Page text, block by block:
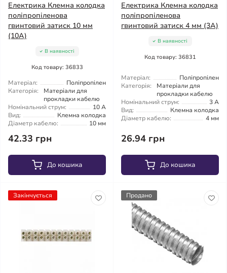
Електрика Клемна колодка
поліпропіленова
гвинтовий затиск 10 мм
(10А)
В наявності
Код товару: 36833
Матеріал:
Поліпропілен
Категорія:
Матеріали для
прокладки кабелю
Номінальний струм:
10 А
Вид:
Клемна колодка
Діаметр кабелю:
10 мм
42.33 грн
До кошика
Електрика Клемна колодка
поліпропіленова
гвинтовий затиск 4 мм (3А)
В наявності
Код товару: 36831
Матеріал:
Поліпропілен
Категорія:
Матеріали для
прокладки кабелю
Номінальний струм:
3 А
Вид:
Клемна колодка
Діаметр кабелю:
4 мм
26.94 грн
До кошика
Закінчується Продано